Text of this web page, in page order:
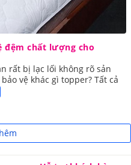
đệm chất lượng cho
rất bị lạc lối không rõ sản
vệ khác gì topper? Tất cả